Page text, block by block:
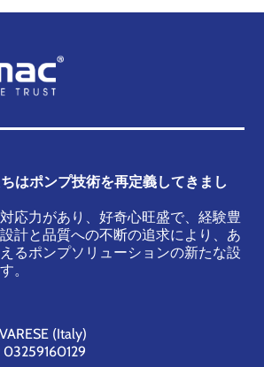
はポンプ技術を再定義してきまし
応力があり、好奇心旺盛で、経験豊
計と品質への不断の追求により、あ
るポンプソリューションの新たな設
。
(Italy)
03259160129